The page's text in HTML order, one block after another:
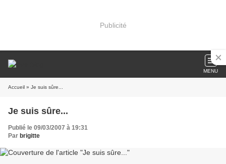
Publicité
MENU
Accueil » Je suis sûre...
Je suis sûre...
Publié le 09/03/2007 à 19:31
Par brigitte